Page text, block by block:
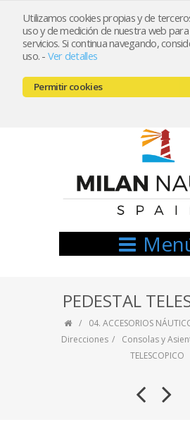
Utilizamos cookies propias y de
uso y de medición de nuestra web
servicios. Si continua navegando,
uso. - Ver detalles
Permitir cookies
Registrarse Mi
666521122 //
PEDESTAL
04. ACCESORIOS
Direcciones
Consolas y
TELESCOPICO